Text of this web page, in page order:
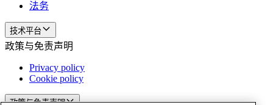
法务
技术平台
政策与免责声明
Privacy policy
Cookie policy
政策与免责声明